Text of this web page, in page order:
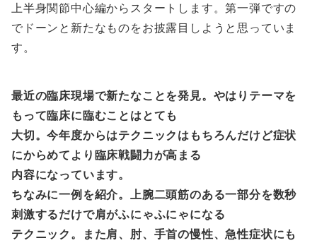
上半身関節中心編からスタートします。第一弾ですの
でドーンと新たなものをお披露目しようと思っていま
す。
最近の臨床現場で新たなことを発見。やはりテーマを
もって臨床に臨むことはとても
大切。今年度からはテクニックはもちろんだけど症状
にからめてより臨床戦闘力が高まる
内容になっています。
ちなみに一例を紹介。上腕二頭筋のある一部分を数秒
刺激するだけで肩がふにゃふにゃになる
テクニック。また肩、肘、手首の慢性、急性症状にも